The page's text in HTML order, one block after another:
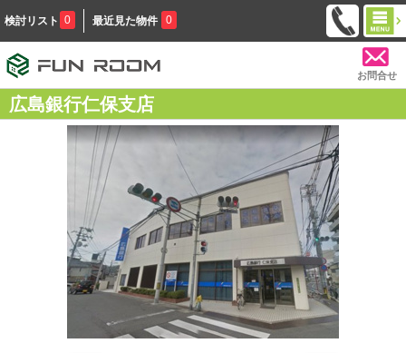
検討リスト 0 最近見た物件 0
お問合せ
広島銀行仁保支店